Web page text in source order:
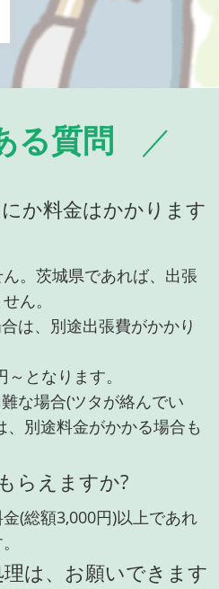
る質問
か料金はかかります
。茨城県であれば、出張
ん。
は、別途出張費がかかり
となります。
な場合(ツタが絡んでい
、別途料金がかかる場合も
らえますか?
(総額3,000円)以上であれ
は、お願いできます